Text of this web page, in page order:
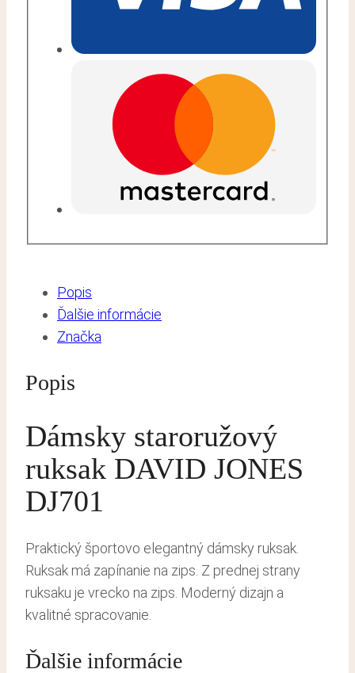
Popis
Ďalšie informácie
Značka
Popis
Dámsky staroružový
ruksak DAVID JONES
DJ701
Praktický športovo elegantný dámsky ruksak.
Ruksak má zapínanie na zips. Z prednej strany
ruksaku je vrecko na zips. Moderný dizajn a
kvalitné spracovanie.
Ďalšie informácie